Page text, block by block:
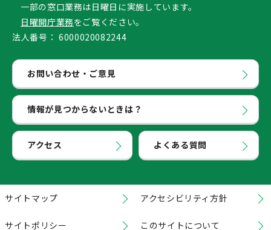
一部の窓口業務は日曜日に実施しています。
日曜開庁業務をご覧ください。
法人番号： 6000020082244
お問い合わせ・ご意見
情報が見つからないときは？
アクセス よくある質問
サイトマップ アクセシビリティ方針
サイトポリシー このサイトについて